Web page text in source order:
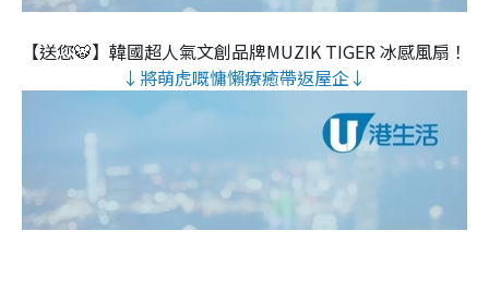
【送您🐯】韓國超人氣文創品牌MUZIK TIGER 冰感風扇！
↓將萌虎嘅慵懶療癒帶返屋企↓